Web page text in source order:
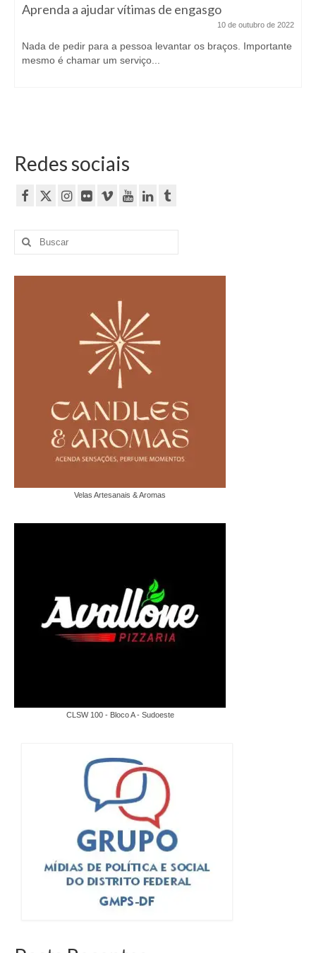
Aprenda a ajudar vítimas de engasgo
10 de outubro de 2022
Nada de pedir para a pessoa levantar os braços. Importante
mesmo é chamar um serviço...
Redes sociais
Buscar
por:
Velas Artesanais & Aromas
CLSW 100 - Bloco A - Sudoeste